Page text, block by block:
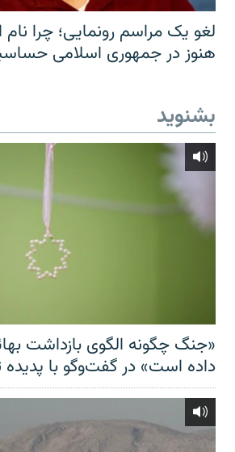
لغو یک مراسم رونمایی؛ چرا
هنوز در جمهوری اسلامی
بشنوید
«جنگ چگونه الگوی بازداشت
داده است» در گفت‌وگو با پدیده